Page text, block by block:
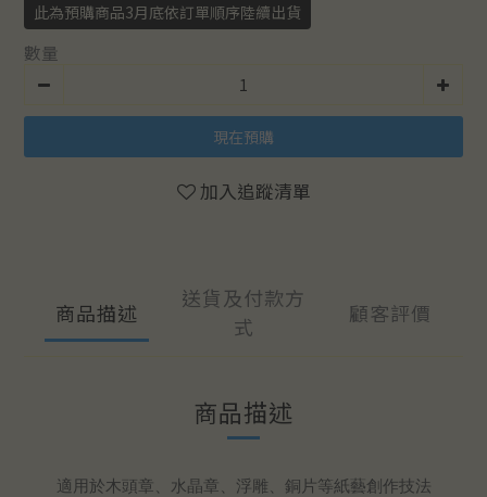
此為預購商品3月底依訂單順序陸續出貨
數量
現在預購
加入追蹤清單
商品描述
送貨及付款方
式
顧客評價
商品描述
適用於木頭章、水晶章、浮雕、銅片等紙藝創作技法